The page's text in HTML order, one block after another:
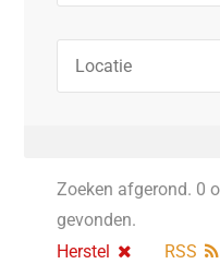
Zoeken afgerond. 0
gevonden.
Herstel
RSS